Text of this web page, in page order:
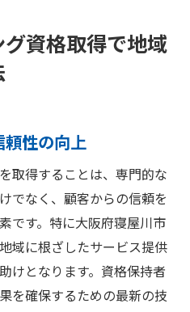
得者の地域貢献
続可能な取り組み
会の拡大
昇進の可能性
業界でのキャリアパス
・起業のチャンス
ア成功事例
資格取得で地域
性の向上
取得することは、専門的な
でなく、顧客からの信頼を
です。特に大阪府寝屋川市
域に根ざしたサービス提供
けとなります。資格保持者
を確保するための最新の技